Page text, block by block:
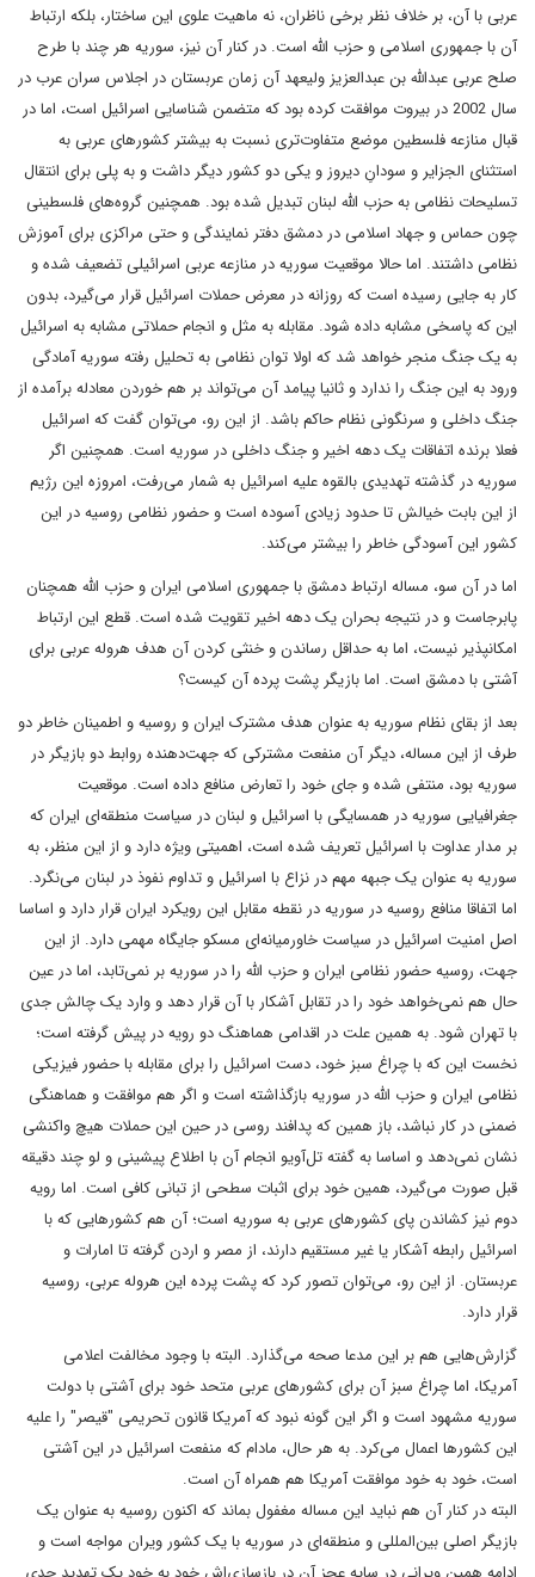
عربی با آن، بر خلاف نظر برخی ناظران، نه ماهیت علوی این ساختار، بلکه ارتباط
آن با جمهوری اسلامی و حزب الله است. در کنار آن نیز، سوریه هر چند با طرح
صلح عربی عبدالله بن عبدالعزیز ولیعهد آن زمان عربستان در اجلاس سران عرب در
سال 2002 در بیروت موافقت کرده بود که متضمن شناسایی اسرائیل است، اما در
قبال منازعه فلسطین موضع متفاوت‌تری نسبت به بیشتر کشورهای عربی به
استثنای الجزایر و سودانِ دیروز و یکی دو کشور دیگر داشت و به پلی برای انتقال
تسلیحات نظامی به حزب الله لبنان تبدیل شده بود. همچنین گروه‌های فلسطینی
چون حماس و جهاد اسلامی در دمشق دفتر نمایندگی و حتی مراکزی برای آموزش
نظامی داشتند. اما حالا موقعیت سوریه در منازعه عربی اسرائیلی تضعیف شده و
کار به جایی رسیده است که روزانه در معرض حملات اسرائیل قرار می‌گیرد، بدون
این که پاسخی مشابه داده شود. مقابله به مثل و انجام حملاتی مشابه به اسرائیل
به یک جنگ منجر خواهد شد که اولا توان نظامی به تحلیل رفته سوریه آمادگی
ورود به این جنگ را ندارد و ثانیا پیامد آن می‌تواند بر هم خوردن معادله برآمده از
جنگ داخلی و سرنگونی نظام حاکم باشد. از این رو، می‌توان گفت که اسرائیل
فعلا برنده اتفاقات یک دهه اخیر و جنگ داخلی در سوریه است. همچنین اگر
سوریه در گذشته تهدیدی بالقوه علیه اسرائیل به شمار می‌رفت، امروزه این رژیم
از این بابت خیالش تا حدود زیادی آسوده است و حضور نظامی روسیه در این
کشور این آسودگی خاطر را بیشتر می‌کند.
اما در آن سو، مساله ارتباط دمشق با جمهوری اسلامی ایران و حزب الله همچنان
پابرجاست و در نتیجه بحران یک دهه اخیر تقویت شده است. قطع این ارتباط
امکانپذیر نیست، اما به حداقل رساندن و خنثی کردن آن هدف هروله عربی برای
آشتی با دمشق است. اما بازیگر پشت پرده آن کیست؟
بعد از بقای نظام سوریه به عنوان هدف مشترک ایران و روسیه و اطمینان خاطر دو
طرف از این مساله، دیگر آن منفعت مشترکی که جهت‌دهنده روابط دو بازیگر در
سوریه بود، منتفی شده و جای خود را تعارض منافع داده است. موقعیت
جغرافیایی سوریه در همسایگی با اسرائیل و لبنان در سیاست منطقه‌ای ایران که
بر مدار عداوت با اسرائیل تعریف شده است، اهمیتی ویژه دارد و از این منظر، به
سوریه به عنوان یک جبهه مهم در نزاع با اسرائیل و تداوم نفوذ در لبنان می‌نگرد.
اما اتفاقا منافع روسیه در سوریه در نقطه مقابل این رویکرد ایران قرار دارد و اساسا
اصل امنیت اسرائیل در سیاست خاورمیانه‌ای مسکو جایگاه مهمی دارد. از این
جهت، روسیه حضور نظامی ایران و حزب الله را در سوریه بر نمی‌تابد، اما در عین
حال هم نمی‌خواهد خود را در تقابل آشکار با آن قرار دهد و وارد یک چالش جدی
با تهران شود. به همین علت در اقدامی هماهنگ دو رویه در پیش گرفته است؛
نخست این که با چراغ سبز خود، دست اسرائیل را برای مقابله با حضور فیزیکی
نظامی ایران و حزب الله در سوریه بازگذاشته است و اگر هم موافقت و هماهنگی
ضمنی در کار نباشد، باز همین که پدافند روسی در حین این حملات هیچ واکنشی
نشان نمی‌دهد و اساسا به گفته تل‌آویو انجام آن با اطلاع پیشینی و لو چند دقیقه
قبل صورت می‌گیرد، همین خود برای اثبات سطحی از تبانی کافی است. اما رویه
دوم نیز کشاندن پای کشورهای عربی به سوریه است؛ آن هم کشورهایی که با
اسرائیل رابطه آشکار یا غیر مستقیم دارند، از مصر و اردن گرفته تا امارات و
عربستان. از این رو، می‌توان تصور کرد که پشت پرده این هروله عربی، روسیه
قرار دارد.
گزارش‌هایی هم بر این مدعا صحه می‌گذارد. البته با وجود مخالفت اعلامی
آمریکا، اما چراغ سبز آن برای کشورهای عربی متحد خود برای آشتی با دولت
سوریه مشهود است و اگر این گونه نبود که آمریکا قانون تحریمی "قیصر" را علیه
این کشورها اعمال می‌کرد. به هر حال، مادام که منفعت اسرائیل در این آشتی
است، خود به خود موافقت آمریکا هم همراه آن است.
البته در کنار آن هم نباید این مساله مغفول بماند که اکنون روسیه به عنوان یک
بازیگر اصلی بین‌المللی و منطقه‌ای در سوریه با یک کشور ویران مواجه است و